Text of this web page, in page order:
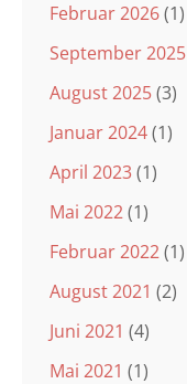
Februar 2026(1)
September 2025
August 2025(3)
Januar 2024(1)
April 2023(1)
Mai 2022(1)
Februar 2022(1)
August 2021 (2)
Juni 2021 (4)
Mai 2021 (1)